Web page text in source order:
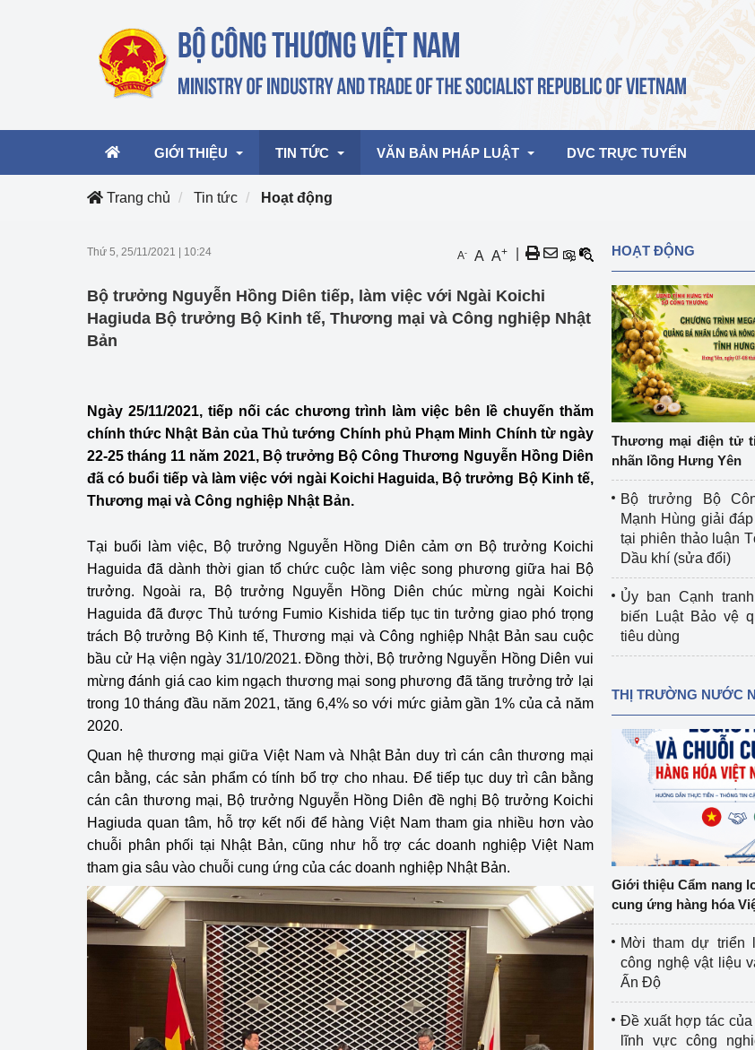
GIỚI THIỆU
Cơ cấu tổ chức
TIN TỨC
Hoạt động của Lãnh đạo Bộ
mại, Dịch vụ Việt Nam 2026
Công Thương - Công luận
Họp báo
Thông cáo báo chí
Điểm báo
Chuyển đổi số
Lịch sử phát triển
Phát triển nguồn nhân lực
Phát triển bền vững
Tổ chức kiểm định
Tổ chức kiểm định kỹ thuật an toàn lao
động thuộc thẩm quyền quản lý của
Bộ Công Thương
động kiểm định thiết bị, dụng cụ điện
làm việc ở môi trường không có nguy
hiểm khí, bụi nổ
Cơ sở sản xuất, sửa chữa chai chứa
LPG
Tổ chức huấn luyện, bồi dưỡng
nghiệp vụ kiểm định kỹ thuật an toàn
Văn hóa ngành Công Thương
Quản lý thị trường
Sử dụng năng lượng tiết kiệm và
hiệu quả
Hiệu quả năng lượng
Khoa học, công nghệ và đổi mới sáng
tạo
Bảo vệ môi trường Video bảo vệ môi trường
Album ảnh bảo vệ môi trường
Văn bản về môi trường
Bảo vệ nền tảng tư tưởng của Đảng
Doanh nghiệp - Người dân
VĂN BẢN PHÁP LUẬT
Văn bản hợp nhất
DVC TRỰC TUYẾN
Trang chủ Tin tức Hoạt động
Thứ 5, 25/11/2021 10:24 A- A A+
Bộ trưởng Nguyễn Hồng Diên tiếp, làm việc với Ngài Koichi
Hagiuda Bộ trưởng Bộ Kinh tế, Thương mại và Công nghiệp Nhật
Bản
Ngày 25/11/2021, tiếp nối các chương trình làm việc bên lề chuyến thăm
chính thức Nhật Bản của Thủ tướng Chính phủ Phạm Minh Chính từ ngày
22-25 tháng 11 năm 2021, Bộ trưởng Bộ Công Thương Nguyễn Hồng Diên
đã có buổi tiếp và làm việc với ngài Koichi Haguida, Bộ trưởng Bộ Kinh tế,
Thương mại và Công nghiệp Nhật Bản.
Tại buổi làm việc, Bộ trưởng Nguyễn Hồng Diên cảm ơn Bộ trưởng Koichi
Haguida đã dành thời gian tổ chức cuộc làm việc song phương giữa hai Bộ
trưởng. Ngoài ra, Bộ trưởng Nguyễn Hồng Diên chúc mừng ngài Koichi
Haguida đã được Thủ tướng Fumio Kishida tiếp tục tin tưởng giao phó trọng
trách Bộ trưởng Bộ Kinh tế, Thương mại và Công nghiệp Nhật Bản sau cuộc
bầu cử Hạ viện ngày 31/10/2021. Đồng thời, Bộ trưởng Nguyễn Hồng Diên vui
mừng đánh giá cao kim ngạch thương mại song phương đã tăng trưởng trở lại
trong 10 tháng đầu năm 2021, tăng 6,4% so với mức giảm gần 1% của cả năm
2020.
Quan hệ thương mại giữa Việt Nam và Nhật Bản duy trì cán cân thương mại
cân bằng, các sản phẩm có tính bổ trợ cho nhau. Để tiếp tục duy trì cân bằng
cán cân thương mại, Bộ trưởng Nguyễn Hồng Diên đề nghị Bộ trưởng Koichi
Hagiuda quan tâm, hỗ trợ kết nối để hàng Việt Nam tham gia nhiều hơn vào
chuỗi phân phối tại Nhật Bản, cũng như hỗ trợ các doanh nghiệp Việt Nam
tham gia sâu vào chuỗi cung ứng của các doanh nghiệp Nhật Bản.
HOẠT ĐỘNG
Thương mại điện tử
nhãn lồng Hưng Yên
Bộ trưởng Bộ
Mạnh Hùng giải
tại phiên thảo luận
Dầu khí (sửa đổi)
Ủy ban Cạnh
biến Luật Bảo vệ
tiêu dùng
THỊ TRƯỜNG NƯỚC
Giới thiệu Cẩm nang
cung ứng hàng hóa
Mời tham dự triển
công nghệ vật liệu
Ấn Độ
Đề xuất hợp tác của
lĩnh vực công